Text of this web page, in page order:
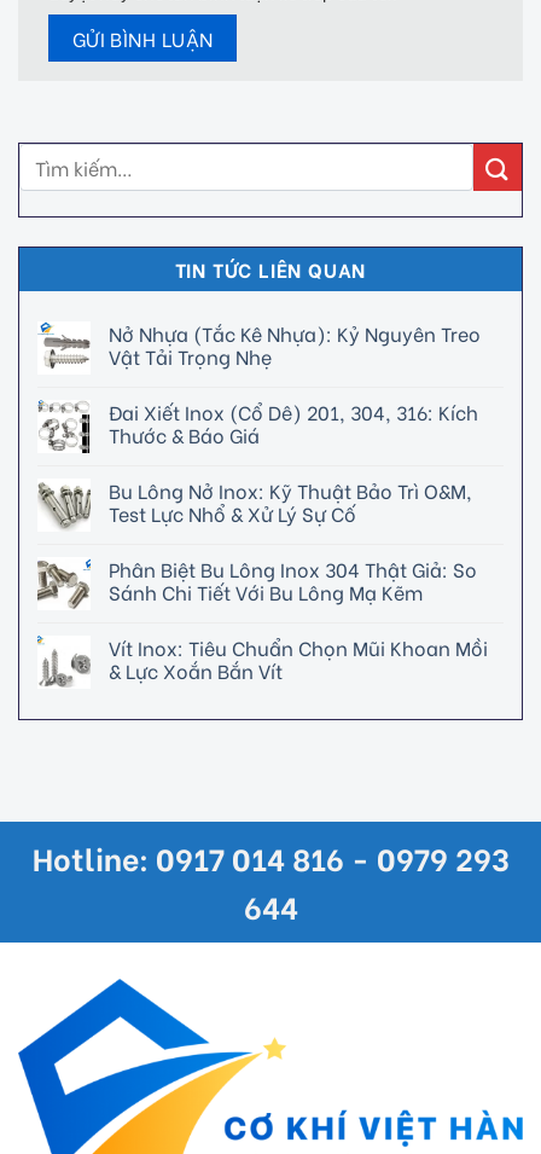
TIN TỨC LIÊN QUAN
Nở Nhựa (Tắc Kê Nhựa): Kỷ Nguyên Treo
Vật Tải Trọng Nhẹ
Đai Xiết Inox (Cổ Dê) 201, 304, 316: Kích
Thước & Báo Giá
Bu Lông Nở Inox: Kỹ Thuật Bảo Trì O&M,
Test Lực Nhổ & Xử Lý Sự Cố
Phân Biệt Bu Lông Inox 304 Thật Giả: So
Sánh Chi Tiết Với Bu Lông Mạ Kẽm
Vít Inox: Tiêu Chuẩn Chọn Mũi Khoan Mồi
& Lực Xoắn Bắn Vít
Hotline: 0917 014 816 - 0979 293
644